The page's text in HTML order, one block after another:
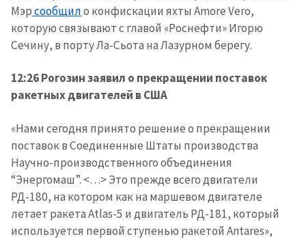
Мэрсообщило конфискации яхты Amore Vero,
которую связывают с главой «Роснефти» Игорю
Сечину, в порту Ла-Сьота на Лазурном берегу.
12:26 Рогозин заявил о прекращении поставок
ракетных двигателей в США
«Нами сегодня принято решение о прекращении
поставок в Соединенные Штаты производства
Научно-производственного объединения
“Энергомаш”. <…> Это прежде всего двигатели
РД-180, на котором как на маршевом двигателе
летает ракета Atlas-5 и двигатель РД-181, который
используется первой ступенью ракетой Antares»,